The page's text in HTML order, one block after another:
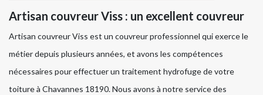
Artisan couvreur Viss : un excellent couvreur
Artisan couvreur Viss est un couvreur professionnel qui exerce le
métier depuis plusieurs années, et avons les compétences
nécessaires pour effectuer un traitement hydrofuge de votre
toiture à Chavannes 18190. Nous avons à notre service des